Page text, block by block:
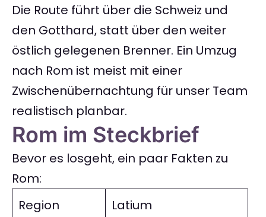
Die Route führt über die Schweiz und
den Gotthard, statt über den weiter
östlich gelegenen Brenner. Ein Umzug
nach Rom ist meist mit einer
Zwischenübernachtung für unser Team
realistisch planbar.
Rom im Steckbrief
Bevor es losgeht, ein paar Fakten zu
Rom:
Region
Latium